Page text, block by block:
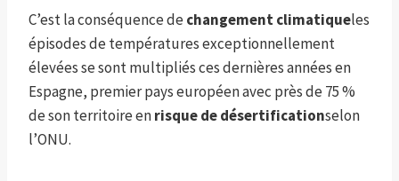
C’est la conséquence de changement climatiqueles
épisodes de températures exceptionnellement
élevées se sont multipliés ces dernières années en
Espagne, premier pays européen avec près de 75 %
de son territoire enrisque de désertificationselon
l’ONU.